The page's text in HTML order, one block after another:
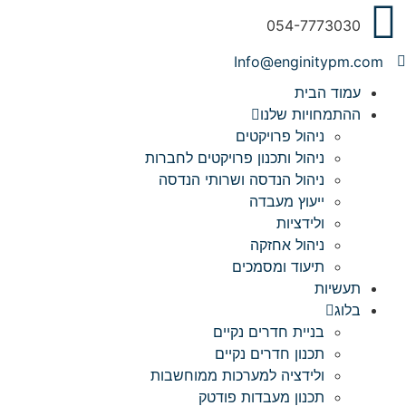
054-7773030
Info@enginitypm.com
עמוד הבית
ההתמחויות שלנו​
ניהול פרויקטים
ניהול ותכנון פרויקטים לחברות
ניהול הנדסה ושרותי הנדסה
ייעוץ מעבדה
ולידציות
ניהול אחזקה
תיעוד ומסמכים
תעשיות
בלוג
בניית חדרים נקיים
תכנון חדרים נקיים
ולידציה למערכות ממוחשבות
תכנון מעבדות פודטק